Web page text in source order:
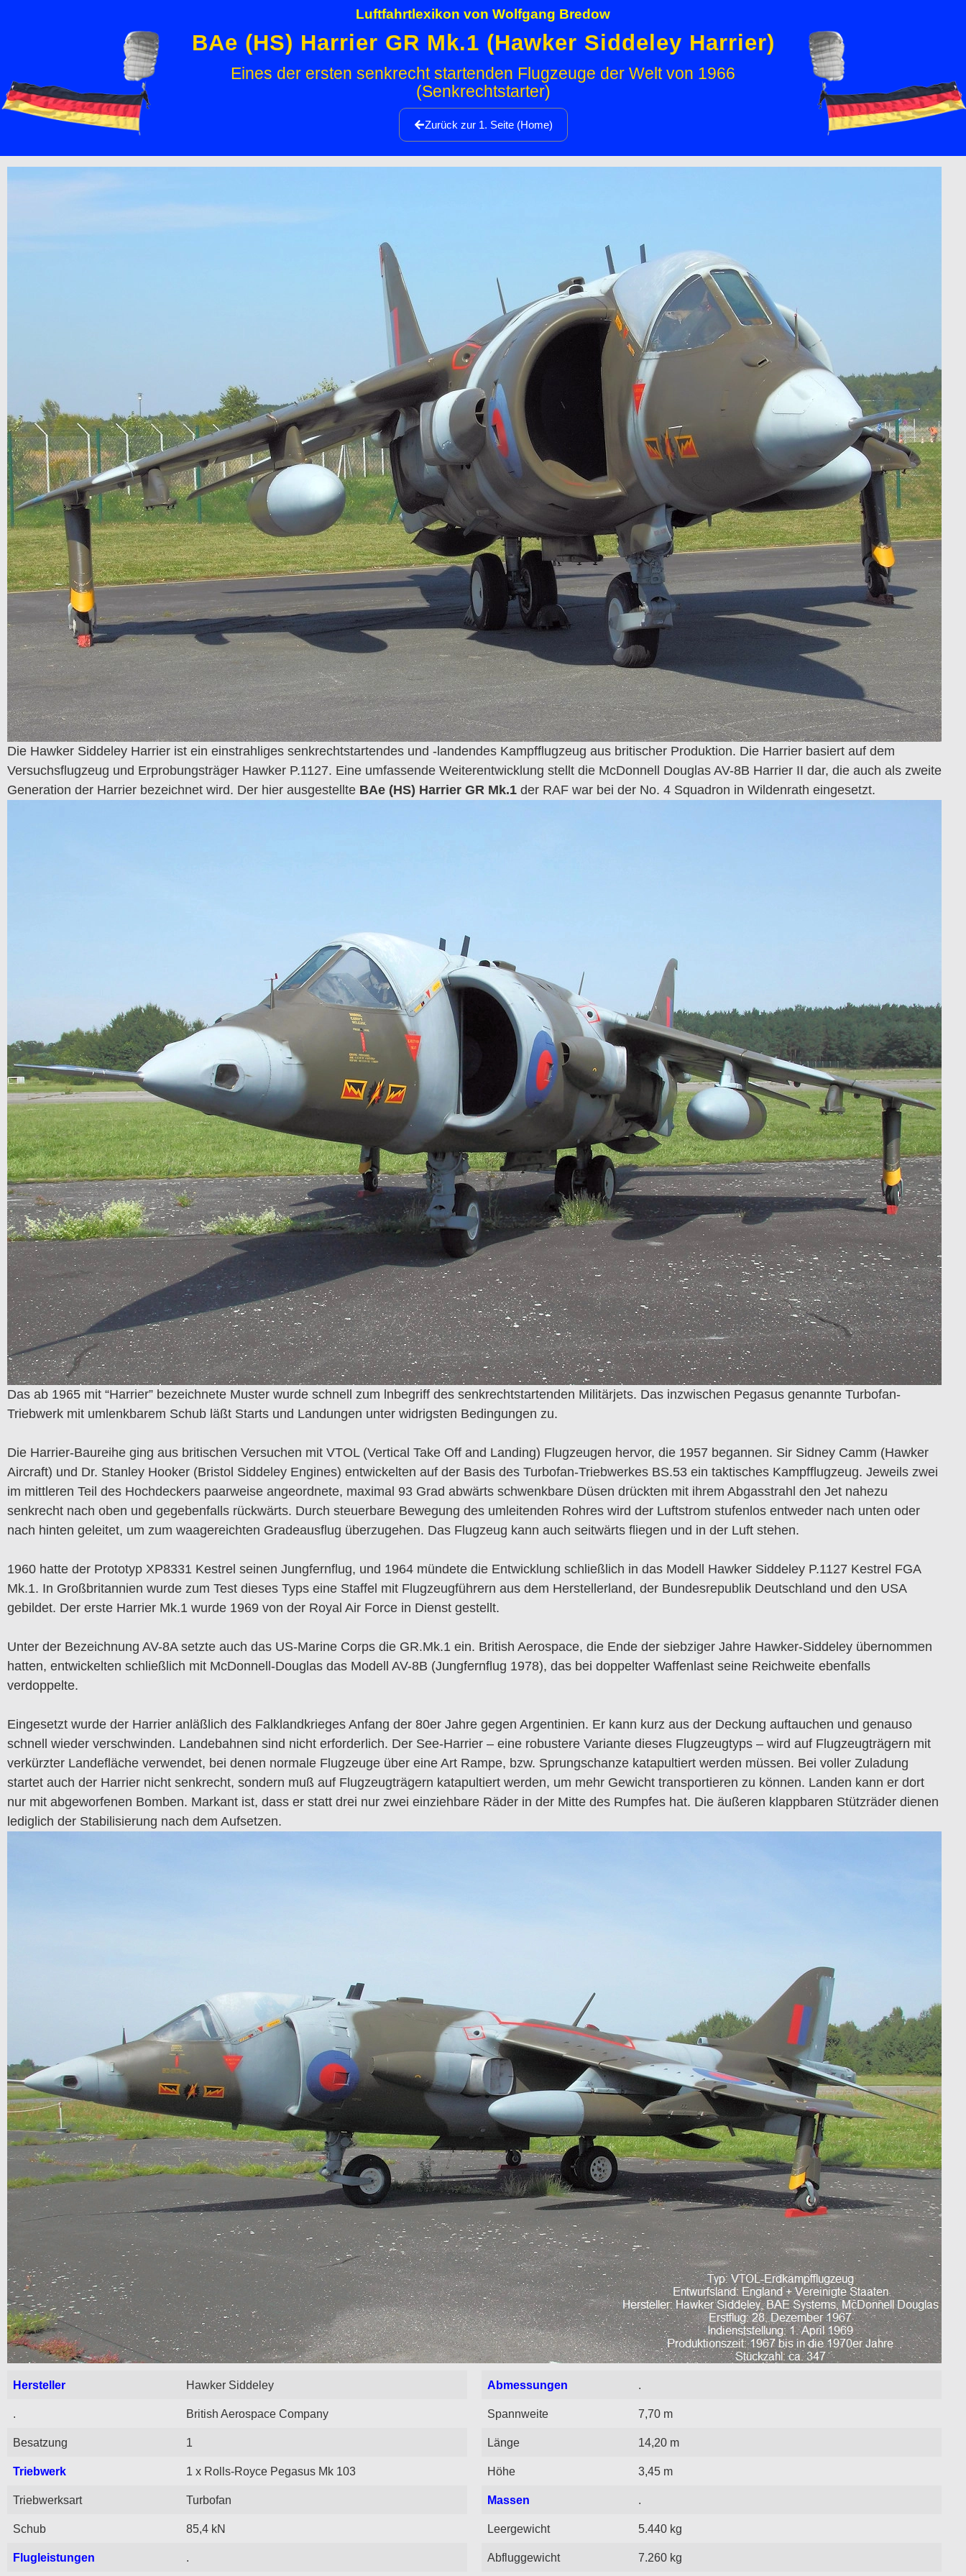
Luftfahrtlexikon von Wolfgang Bredow
BAe (HS) Harrier GR Mk.1 (Hawker Siddeley Harrier)
Eines der ersten senkrecht startenden Flugzeuge der Welt von 1966
(Senkrechtstarter)
Zurück zur 1. Seite (Home)
Die Hawker Siddeley Harrier ist ein einstrahliges senkrechtstartendes und -landendes Kampfflugzeug aus britischer Produktion. Die Harrier basiert auf dem
Versuchsflugzeug und Erprobungsträger Hawker P.1127. Eine umfassende Weiterentwicklung stellt die McDonnell Douglas AV-8B Harrier II dar, die auch als zweite
Generation der Harrier bezeichnet wird. Der hier ausgestellte BAe (HS) Harrier GR Mk.1 der RAF war bei der No. 4 Squadron in Wildenrath eingesetzt.
Das ab 1965 mit “Harrier” bezeichnete Muster wurde schnell zum lnbegriff des senkrechtstartenden Militärjets. Das inzwischen Pegasus genannte Turbofan-
Triebwerk mit umlenkbarem Schub läßt Starts und Landungen unter widrigsten Bedingungen zu.
Die Harrier-Baureihe ging aus britischen Versuchen mit VTOL (Vertical Take Off and Landing) Flugzeugen hervor, die 1957 begannen. Sir Sidney Camm (Hawker
Aircraft) und Dr. Stanley Hooker (Bristol Siddeley Engines) entwickelten auf der Basis des Turbofan-Triebwerkes BS.53 ein taktisches Kampfflugzeug. Jeweils zwei
im mittleren Teil des Hochdeckers paarweise angeordnete, maximal 93 Grad abwärts schwenkbare Düsen drückten mit ihrem Abgasstrahl den Jet nahezu
senkrecht nach oben und gegebenfalls rückwärts. Durch steuerbare Bewegung des umleitenden Rohres wird der Luftstrom stufenlos entweder nach unten oder
nach hinten geleitet, um zum waagereichten Gradeausflug überzugehen. Das Flugzeug kann auch seitwärts fliegen und in der Luft stehen.
1960 hatte der Prototyp XP8331 Kestrel seinen Jungfernflug, und 1964 mündete die Entwicklung schließlich in das Modell Hawker Siddeley P.1127 Kestrel FGA
Mk.1. In Großbritannien wurde zum Test dieses Typs eine Staffel mit Flugzeugführern aus dem Herstellerland, der Bundesrepublik Deutschland und den USA
gebildet. Der erste Harrier Mk.1 wurde 1969 von der Royal Air Force in Dienst gestellt.
Unter der Bezeichnung AV-8A setzte auch das US-Marine Corps die GR.Mk.1 ein. British Aerospace, die Ende der siebziger Jahre Hawker-Siddeley übernommen
hatten, entwickelten schließlich mit McDonnell-Douglas das Modell AV-8B (Jungfernflug 1978), das bei doppelter Waffenlast seine Reichweite ebenfalls
verdoppelte.
Eingesetzt wurde der Harrier anläßlich des Falklandkrieges Anfang der 80er Jahre gegen Argentinien. Er kann kurz aus der Deckung auftauchen und genauso
schnell wieder verschwinden. Landebahnen sind nicht erforderlich. Der See-Harrier – eine robustere Variante dieses Flugzeugtyps – wird auf Flugzeugträgern mit
verkürzter Landefläche verwendet, bei denen normale Flugzeuge über eine Art Rampe, bzw. Sprungschanze katapultiert werden müssen. Bei voller Zuladung
startet auch der Harrier nicht senkrecht, sondern muß auf Flugzeugträgern katapultiert werden, um mehr Gewicht transportieren zu können. Landen kann er dort
nur mit abgeworfenen Bomben. Markant ist, dass er statt drei nur zwei einziehbare Räder in der Mitte des Rumpfes hat. Die äußeren klappbaren Stützräder dienen
lediglich der Stabilisierung nach dem Aufsetzen.
Hersteller Hawker Siddeley
. British Aerospace Company
Besatzung 1
Triebwerk 1 x Rolls-Royce Pegasus Mk 103
Triebwerksart Turbofan
Schub 85,4 kN
Flugleistungen .
Abmessungen .
Spannweite 7,70 m
Länge 14,20 m
Höhe 3,45 m
Massen .
Leergewicht 5.440 kg
Abfluggewicht 7.260 kg